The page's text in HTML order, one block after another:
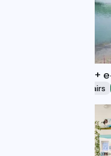
South Spirit Bike +
Bicycle rentals/ repairs